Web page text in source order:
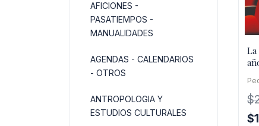
AFICIONES -
PASATIEMPOS -
MANUALIDADES
AGENDAS - CALENDARIOS
- OTROS
ANTROPOLOGIA Y
ESTUDIOS CULTURALES
La
$
El
$